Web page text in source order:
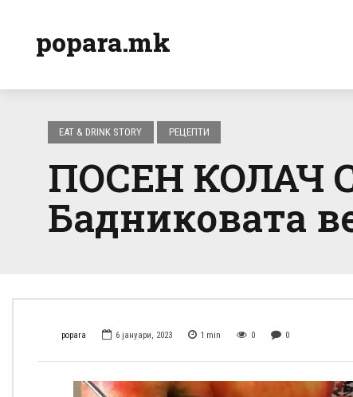
popara.mk
EAT & DRINK STORY РЕЦЕПТИ
ПОСЕН КОЛАЧ
Бадниковата
popara 6 јануари, 2023 1 min 0 0